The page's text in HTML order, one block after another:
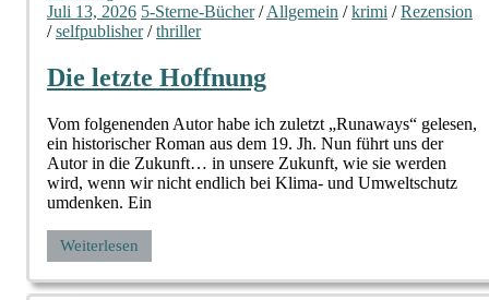
Juli 13, 2026 5-Sterne-Bücher/Allgemein /krimi /Rezension
/selfpublisher/thriller
Die letzte Hoffnung
Vom folgenenden Autor habe ich zuletzt „Runaways“ gelesen,
ein historischer Roman aus dem 19. Jh. Nun führt uns der
Autor in die Zukunft… in unsere Zukunft, wie sie werden
wird, wenn wir nicht endlich bei Klima- und Umweltschutz
umdenken. Ein
Weiterlesen